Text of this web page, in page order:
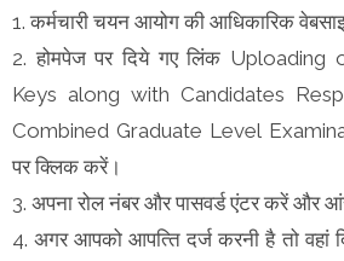
1. कर्मचारी चयन आयोग की आध‍िकार‍िक
2. होमपेज पर दिये गए लिंक
Keys along with Candidates
Combined Graduate Level
पर क्‍ल‍िक करें।
3. अपना रोल नंबर और पासवर्ड एंटर करें और
4. अगर आपको आपत्‍त‍ि दर्ज करनी है तो वहां